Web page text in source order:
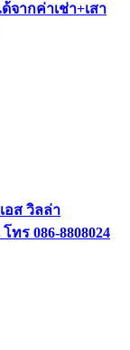
จากค่าเช่า+เสา
อส วิลล่า
ร 086-8808024